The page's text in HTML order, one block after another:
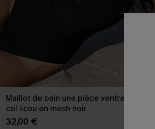
Maillot de bain une pièce ventre plat à
col licou en mesh noir
32,00 €